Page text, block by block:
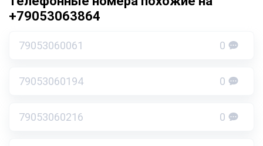
+79053063864
79053060061 0
79053060194 0
79053060216 0